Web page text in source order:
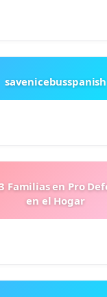
savenicebusspanish
Familias en Pro
en el Hogar